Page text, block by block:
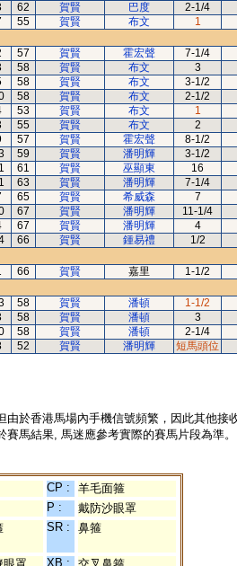
62 賀賢 巴度 2-1/4
55 賀賢 布文 1
57 賀賢 霍宏聲 7-1/4
58 賀賢 布文 3
58 賀賢 布文 3-1/2
58 賀賢 布文 2-1/2
53 賀賢 布文 1
55 賀賢 布文 2
57 賀賢 霍宏聲 8-1/2
59 賀賢 潘明輝 3-1/2
61 賀賢 巫顯東 16
63 賀賢 潘明輝 7-1/4
65 賀賢 希威森 7
67 賀賢 潘明輝 11-1/4
67 賀賢 潘明輝 4
66 賀賢 鍾易禮 1/2
66 賀賢 嘉里 1-1/2
58 賀賢 潘頓 1-1/2
58 賀賢 潘頓 3
58 賀賢 潘頓 2-1/4
52 賀賢 潘明輝 短馬頭位
於香港馬場內手機信號頻繁，因此其他
馬結果, 馬迷應參考實際的賽馬片段為準。
CP :
羊毛面箍
P :
戴防沙眼罩
SR : 鼻箍
XB :